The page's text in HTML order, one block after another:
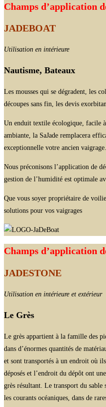
Champs d’application
JADEBOAT
Utilisation en intérieure
Nautisme, Bateaux
Les mousses qui se dégradent, les
découpes sans fin, les devis
Un enduit textile écologique, facile
ambiante, la SaJade remplacera
exceptionnelle votre ancien
Nous préconisons l’application de
gestion de l’humidité est optimale
Que vous soyer propriétaire de
solutions pour vos vaigrages
Champs d’application
JADESTONE
Utilisation en intérieure et extérieur
Le Grès
Le grès appartient à la famille des
dans d’énormes quantités de
et sont transportés à un endroit où
déposés et l’endroit du dépôt ont
grès résultant. Le transport du
les courants océaniques, dans de